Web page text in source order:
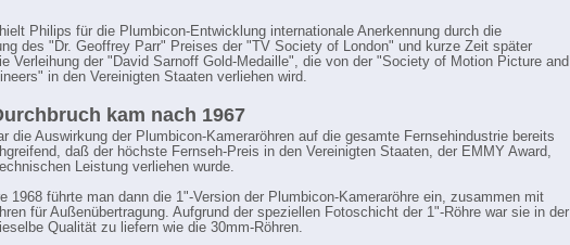
Philips für die Plumbicon-Entwicklung internationale Anerkennung durch die
des "Dr. Geoffrey Parr" Preises der "TV Society of London" und kurze Zeit später
Verleihung der "David Sarnoff Gold-Medaille", die von der "Society of Motion Picture and
in den Vereinigten Staaten verliehen wird.
kam nach 1967
die Auswirkung der Plumbicon-Kameraröhren auf die gesamte Fernsehindustrie bereits
daß der höchste Fernseh-Preis in den Vereinigten Staaten, der EMMY Award,
Leistung verliehen wurde.
1968 führte man dann die 1"-Version der Plumbicon-Kameraröhre ein, zusammen mit
für Außenübertragung. Aufgrund der speziellen Fotoschicht der 1"-Röhre war sie in der
Qualität zu liefern wie die 30mm-Röhren.